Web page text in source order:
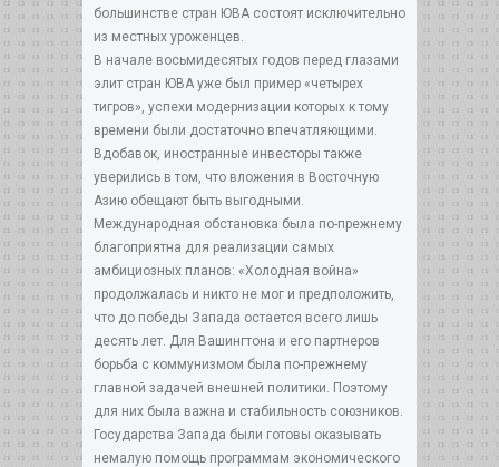
большинстве стран ЮВА состоят исключительно
из местных уроженцев.
В начале восьмидесятых годов перед глазами
элит стран ЮВА уже был пример «четырех
тигров», успехи модернизации которых к тому
времени были достаточно впечатляющими.
Вдобавок, иностранные инвесторы также
уверились в том, что вложения в Восточную
Азию обещают быть выгодными.
Международная обстановка была по-прежнему
благоприятна для реализации самых
амбициозных планов: «Холодная война»
продолжалась и никто не мог и предположить,
что до победы Запада остается всего лишь
десять лет. Для Вашингтона и его партнеров
борьба с коммунизмом была по-прежнему
главной задачей внешней политики. Поэтому
для них была важна и стабильность союзников.
Государства Запада были готовы оказывать
немалую помощь программам экономического